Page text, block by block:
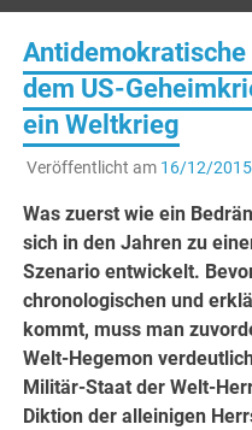
dem US-
ein Weltkrieg
Veröffentlicht am 16/12/2015
Was zuerst wie ein
sich in den Jahren zu
Szenario entwickelt.
chronologischen und
kommt, muss man
Welt-Hegemon
Militär-Staat der Welt-
Diktion der alleinigen